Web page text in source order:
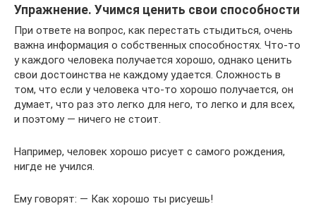
Упражнение. Учимся ценить свои способности
При ответе на вопрос, как перестать стыдиться, очень
важна информация о собственных способностях. Что-то
у каждого человека получается хорошо, однако ценить
свои достоинства не каждому удается. Сложность в
том, что если у человека что-то хорошо получается, он
думает, что раз это легко для него, то легко и для всех,
и поэтому — ничего не стоит.
Например, человек хорошо рисует с самого рождения,
нигде не учился.
Ему говорят: — Как хорошо ты рисуешь!